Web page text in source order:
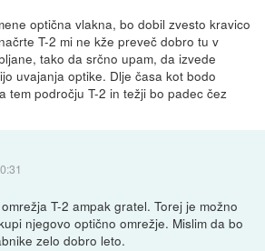
optična vlakna, bo dobil zvesto kravico
T-2 mi ne kže preveč dobro tu v
tako da srčno upam, da izvede
uvajanja optike. Dlje časa kot bodo
tem področju T-2 in težji bo padec čez
T-2 ampak gratel. Torej je možno
njegovo optično omrežje. Mislim da bo
zelo dobro leto.